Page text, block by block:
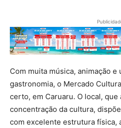
Com muita música, animação e
gastronomia, o Mercado
certo, em Caruaru. O local,
concentração da cultura,
com excelente estrutura física,